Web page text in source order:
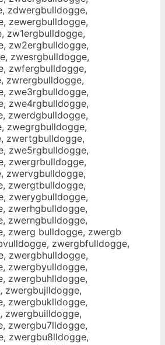
zdwergbulldogge,
zewergbulldogge,
zw1ergbulldogge,
zw2ergbulldogge,
zwesrgbulldogge,
zwfergbulldogge,
zwrergbulldogge,
zwe3rgbulldogge,
zwe4rgbulldogge,
zwerdgbulldogge,
zwegrgbulldogge,
zwertgbulldogge,
zwe5rgbulldogge,
zwergrbulldogge,
zwervgbulldogge,
zwergtbulldogge,
zwerygbulldogge,
zwerhgbulldogge,
zwerngbulldogge,
zwerg bulldogge, zwergb
zwergbfulldogge,
zwergbhulldogge,
zwergbyulldogge,
zwergbuhlldogge,
zwergbujlldogge,
zwergbuklldogge,
zwergbuilldogge,
zwergbu7lldogge,
zwergbu8lldogge,